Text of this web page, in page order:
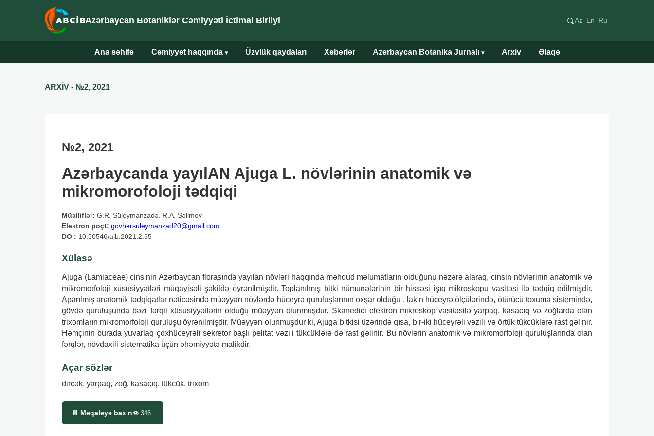
Azərbaycan Botaniklər Cəmiyyəti İctimai Birliyi Az En Ru
Ana səhifə Cəmiyyət haqqında ▾ Üzvlük qaydaları Xəbərlər Azərbaycan Botanika Jurnalı ▾ Arxiv Əlaqə
ARXİV - №2, 2021
№2, 2021
Azərbaycanda yayılAN Ajuga L. növlərinin anatomik və
mikromorofoloji tədqiqi
Müəlliflər: G.R. Süleymanzadə, R.A. Səlimov
Elektron poçt: govhersuleymanzad20@gmail.com
DOI: 10.30546/ajb.2021.2.65
Xülasə
Ajuga (Lamiaceae) cinsinin Azərbaycan florasında yayılan növləri haqqında məhdud məlumatların olduğunu nəzərə alaraq, cinsin növlərinin anatomik və
mikromorfoloji xüsusiyyətləri müqayisəli şəkildə öyrənilmişdir. Toplanılmış bitki nümunələrinin bir hissəsi işıq mikroskopu vasitəsi ilə tədqiq edilmişdir.
Aparılmış anatomik tədqiqatlar nəticəsində müəyyən növlərdə hüceyrə quruluşlarının oxşar olduğu , lakin hüceyrə ölçülərində, ötürücü toxuma sistemində,
gövdə quruluşunda bəzi fərqli xüsusiyyətlərin olduğu müəyyən olunmuşdur. Skanedici elektron mikroskop vasitəsilə yarpaq, kasacıq və zoğlarda olan
trixomların mikromorfoloji quruluşu öyrənilmişdir. Müəyyən olunmuşdur ki, Ajuga bitkisi üzərində qısa, bir-iki hüceyrəli vəzili və örtük tükcüklərə rast gəlinir.
Həmçinin burada yuvarlaq çoxhüceyrəli sekretor başlı pelitat vəzili tükcüklərə də rast gəlinir. Bu növlərin anatomik və mikromorfoloji quruluşlarında olan
fərqlər, növdaxili sistematika üçün əhəmiyyətə malikdir.
Açar sözlər
dirçək, yarpaq, zoğ, kasacıq, tükcük, trixom
📄 Məqaləyə baxın👁 346